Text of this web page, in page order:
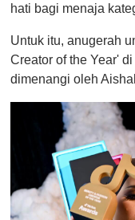
hati bagi menaja
Untuk itu, anugerah
Creator of the Year'
dimenangi oleh